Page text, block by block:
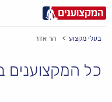
בעלי מקצוע הר אדר
כל המקצוענים